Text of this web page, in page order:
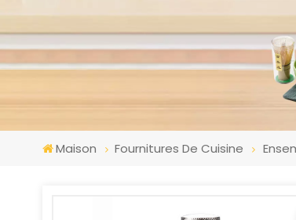
Maison Fournitures De Cuisine